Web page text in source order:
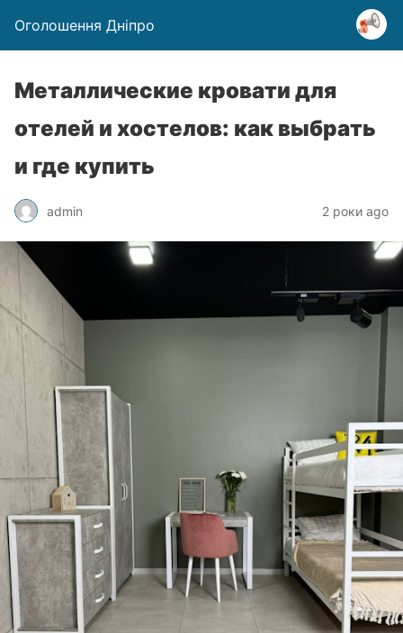
Оголошення Дніпро
Металлические кровати для
отелей и хостелов: как выбрать
и где купить
admin 2 роки ago